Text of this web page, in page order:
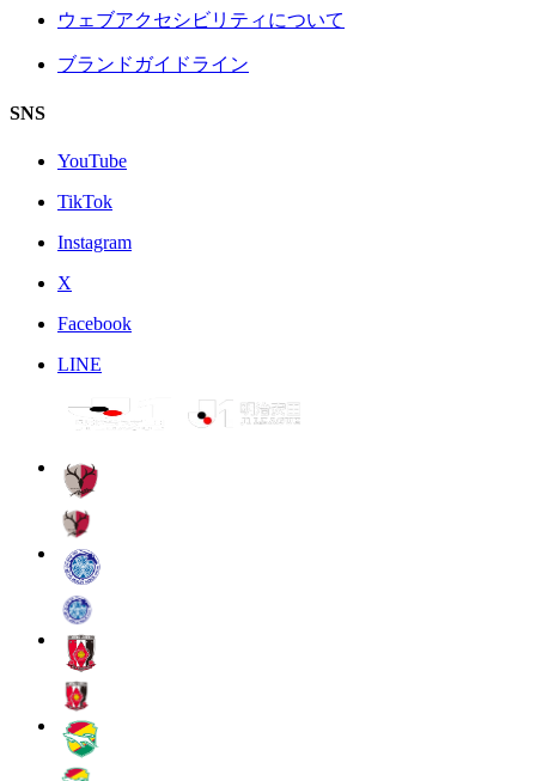
ウェブアクセシビリティについて
ブランドガイドライン
SNS
YouTube
TikTok
Instagram
X
Facebook
LINE